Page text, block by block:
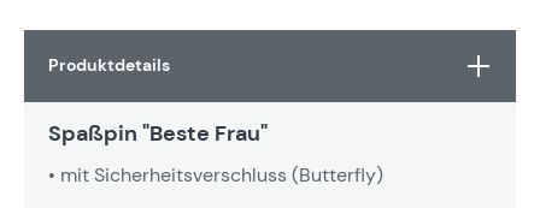
Produktdetails
Spaßpin "Beste Frau"
• mit Sicherheitsverschluss (Butterfly)